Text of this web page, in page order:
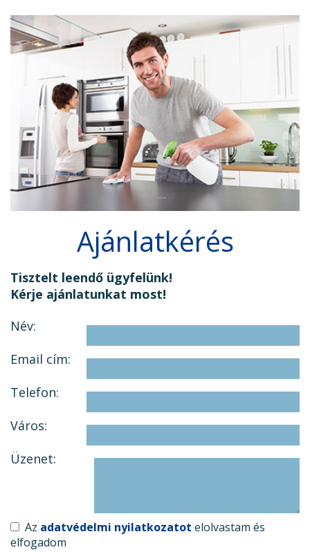
Ajánlatkérés
Tisztelt leendő ügyfelünk!
Kérje ajánlatunkat most!
Név:
Email cím:
Telefon:
Város:
Üzenet:
Az adatvédelmi nyilatkozatot elolvastam és
elfogadom